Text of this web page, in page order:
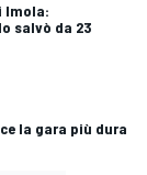
Imola:
salvò da 23
la gara più dura